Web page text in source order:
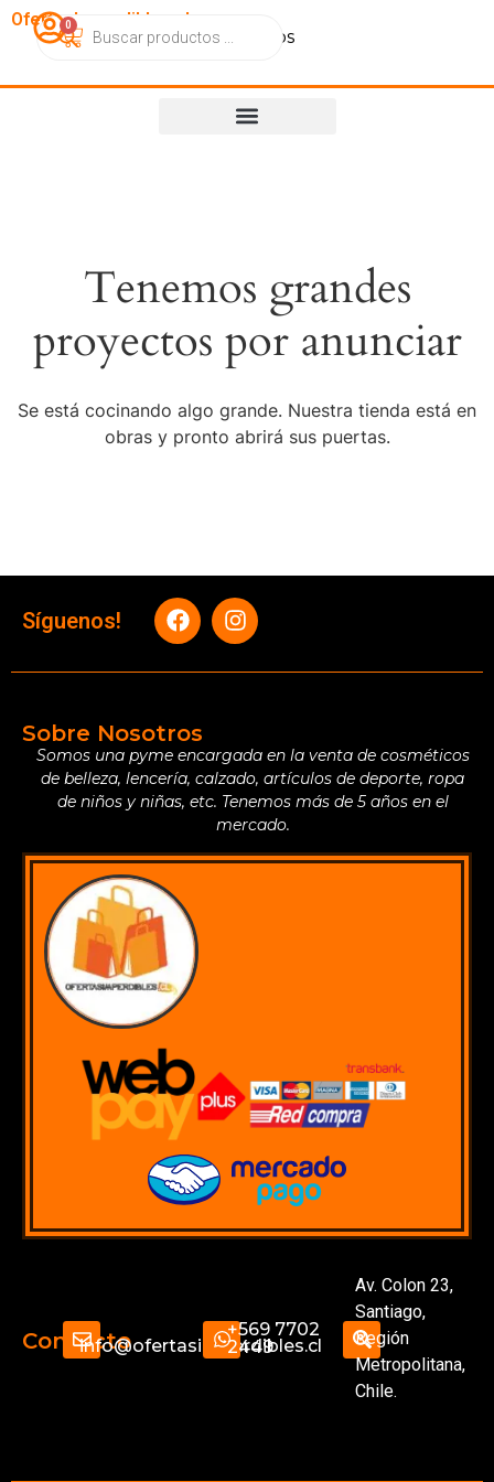
OfertasImperdibles.cl
CatálogoContactoNosotros
0
Tenemos grandes
proyectos por anunciar
Se está cocinando algo grande. Nuestra tienda está en
obras y pronto abrirá sus puertas.
Síguenos!
Sobre Nosotros
Somos una pyme encargada en la venta de cosméticos
de belleza, lencería, calzado, artículos de deporte, ropa
de niños y niñas, etc. Tenemos más de 5 años en el
mercado.
Contactoinfo@ofertasimperdibles.cl
+569 7702
2449
Av. Colon 23,
Santiago,
Región
Metropolitana,
Chile.